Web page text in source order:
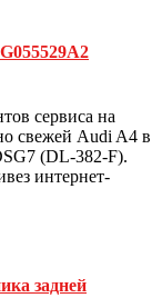
сервиса на
свежей Audi A4 в
(DL-382-F).
интернет-
задней